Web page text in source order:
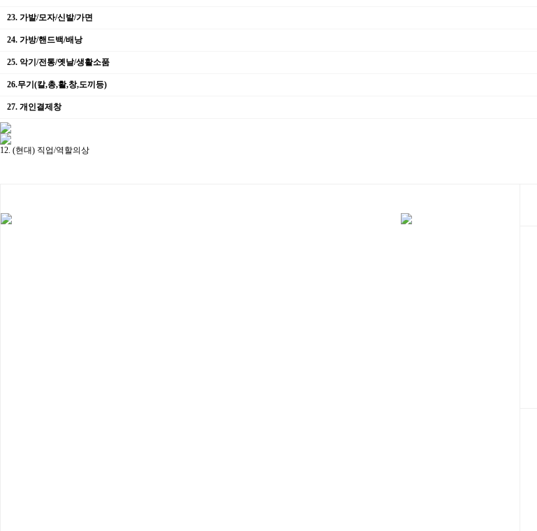
23. 가발/모자/신발/가면
24. 가방/핸드백/배낭
25. 악기/전통/옛날/생활소품
26.무기(칼,총,활,창,도끼등)
27. 개인결제창
12. (현대) 직업/역할의상